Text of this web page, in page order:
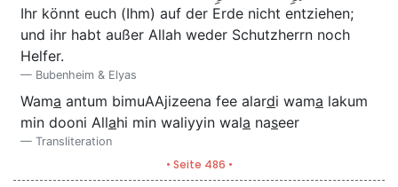
Ihr könnt euch (Ihm) auf der Erde nicht entziehen;
und ihr habt außer Allah weder Schutzherrn noch
Helfer.
Bubenheim & Elyas
Wama antum bimuAAjizeena fee alardi wama lakum
min dooni Allahi min waliyyin wala naseer
Transliteration
• Seite 486 •